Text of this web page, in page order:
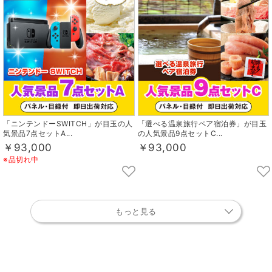
「ニンテンドーSWITCH」が目玉の人
気景品7点セットA...
￥93,000
※品切れ中
「選べる温泉旅行ペア宿泊券」が目玉
の人気景品9点セットC...
￥93,000
もっと見る